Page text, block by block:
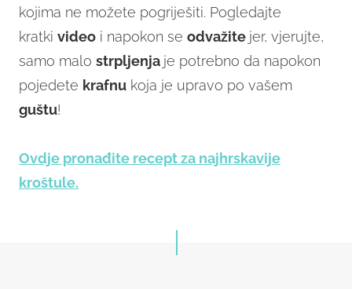
kojima ne možete pogriješiti. Pogledajte
kratki video i napokon se odvažite jer, vjerujte,
samo malo strpljenja je potrebno da napokon
pojedete krafnu koja je upravo po vašem
guštu!
Ovdje pronađite recept za najhrskavije
kroštule.